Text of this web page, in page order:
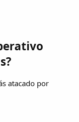
atacado por